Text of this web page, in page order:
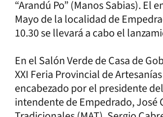
“Arandú Po” (Manos Sabias). El
Mayo de la localidad de
10.30 se llevará a cabo el
En el Salón Verde de Casa de
XXI Feria Provincial de
encabezado por el presidente
intendente de Empedrado, José